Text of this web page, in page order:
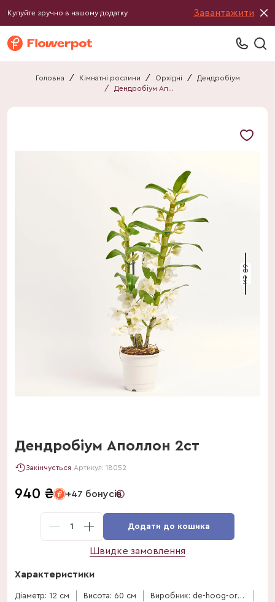
Купуйте зручно в нашому додатку Завантажити
Головна / Кімнатні рослини / Орхідні /
Дендробіум
/
Дендробіум Аполлон 2ст
60 см
Дендробіум Аполлон 2ст
Закінчується Артикул: 18052
940 ₴ +47 бонусів
1 Додати до кошика
Швидке замовлення
Характеристики
Діаметр: 12 см Висота: 60 см
Виробник: de-hoog-orchids